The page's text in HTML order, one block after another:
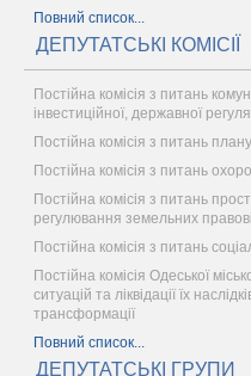
Повний список...
ДЕПУТАТСЬКІ КОМІСІЇ
Постійна комісія з питань
інвестиційної, державної
Постійна комісія з питань
Постійна комісія з питань
Постійна комісія з питань
регулювання земельних
Постійна комісія з питань
Постійна комісія Одеської
ситуацій та ліквідації їх
трансформації
Повний список...
ДЕПУТАТСЬКІ ГРУПИ